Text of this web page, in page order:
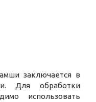
заключается в
Для обработки
использовать